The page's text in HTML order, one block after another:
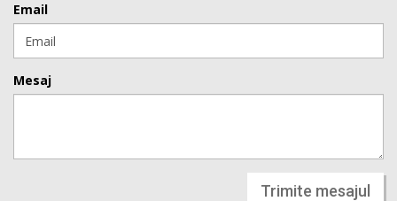
Email
Mesaj
Trimite mesajul